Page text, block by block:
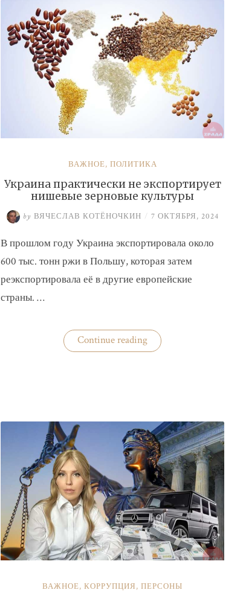
ВАЖНОЕ, ПОЛИТИКА
Украина практически не экспортирует
нишевые зерновые культуры
by ВЯЧЕСЛАВ КОТЁНОЧКИН / 7 ОКТЯБРЯ, 2024
В прошлом году Украина экспортировала около
600 тыс. тонн ржи в Польшу, которая затем
реэкспортировала её в другие европейские
страны. …
Continue reading«Украина
практически
ВАЖНОЕ, КОРРУПЦИЯ, ПЕРСОНЫ